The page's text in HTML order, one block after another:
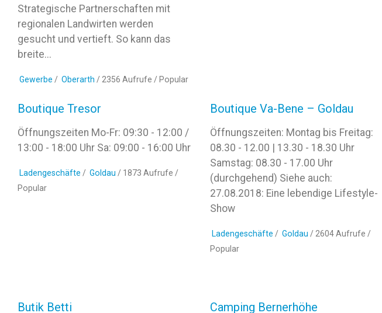
Strategische Partnerschaften mit
regionalen Landwirten werden
gesucht und vertieft. So kann das
breite...
Gewerbe / Oberarth / 2356 Aufrufe / Popular
Boutique Tresor
Öffnungszeiten Mo-Fr: 09:30 - 12:00 /
13:00 - 18:00 Uhr Sa: 09:00 - 16:00 Uhr
Ladengeschäfte / Goldau / 1873 Aufrufe /
Popular
Boutique Va-Bene – Goldau
Öffnungszeiten: Montag bis Freitag:
08.30 - 12.00 | 13.30 - 18.30 Uhr
Samstag: 08.30 - 17.00 Uhr
(durchgehend) Siehe auch:
27.08.2018: Eine lebendige Lifestyle-
Show
Ladengeschäfte / Goldau / 2604 Aufrufe /
Popular
Butik Betti Camping Bernerhöhe